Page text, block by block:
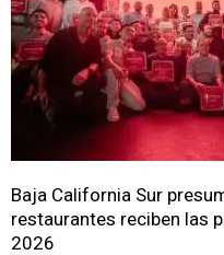
Baja California Sur
restaurantes reciben las
2026